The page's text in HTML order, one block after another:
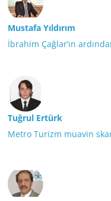
Mustafa Yıldırım
İbrahim Çağlar’ın
Tuğrul Ertürk
Metro Turizm muavin